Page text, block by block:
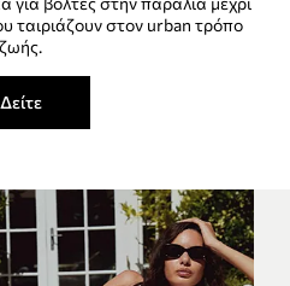
ταιριάζουν στον urban τρόπο
ζωής.
Δείτε